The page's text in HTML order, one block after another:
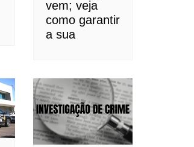
vem; veja
como garantir
a sua